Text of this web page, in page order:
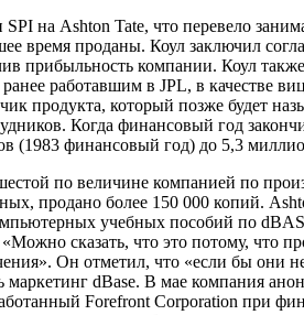
на Ashton Tate, что перевело
время проданы. Коул заключил
прибыльность компании. Коул
работавшим в JPL, в качестве
продукта, который позже будет
Когда финансовый год
(1983 финансовый год) до 5,3
по величине компанией по
продано более 150 000 копий.
учебных пособий по
сказать, что это потому,
Он отметил, что «если бы они
маркетинг dBase. В мае компания
Forefront Corporation при